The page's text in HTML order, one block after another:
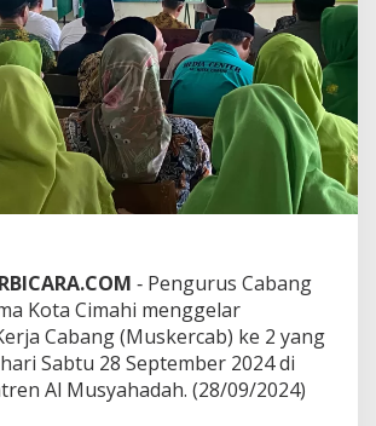
e
l
M
u
s
k
r
b
K
e
D
u
a
‐ Pengurus Cabang
Kota Cimahi menggelar
Cabang (Muskercab) ke 2 yang
Sabtu 28 September 2024 di
Al Musyahadah. (28/09/2024)